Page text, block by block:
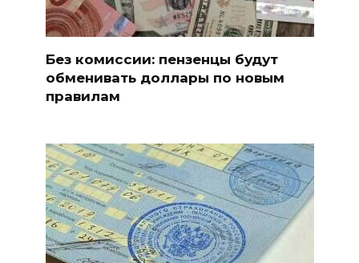
Без комиссии: пензенцы будут
обменивать доллары по новым
правилам